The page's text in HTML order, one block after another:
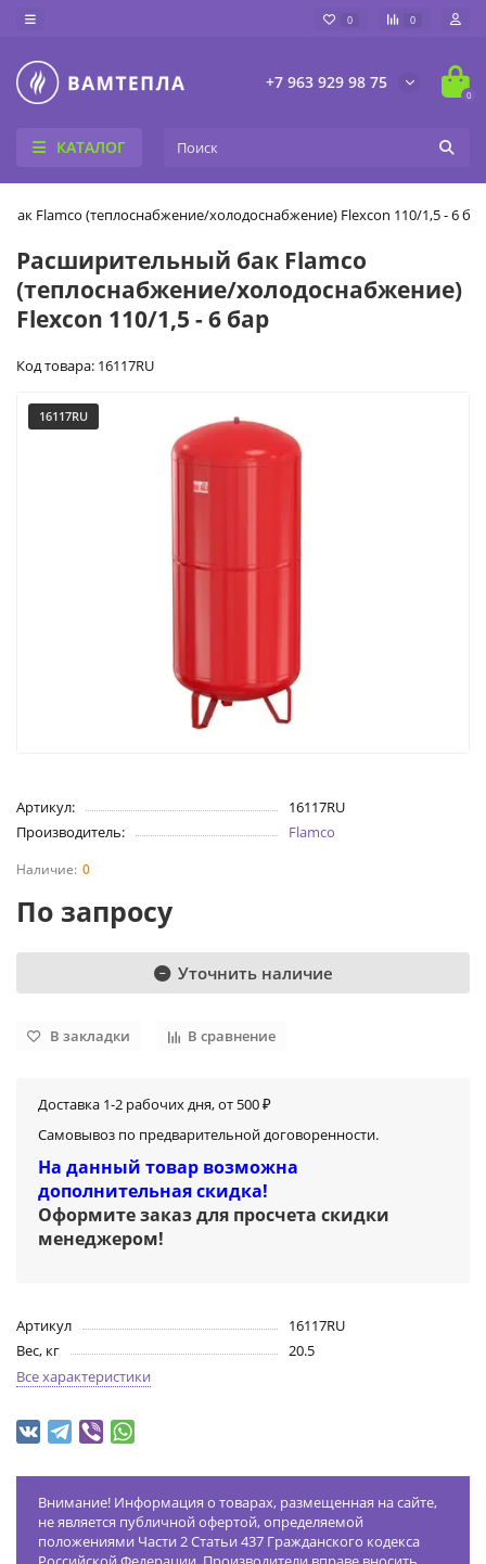
0 0
+7 963 929 98 75
0
КАТАЛОГ
Flamco (теплоснабжение/холодоснабжение) Flexcon 110/1,5 - 6 бар
Расширительный бак Flamco
(теплоснабжение/холодоснабжение)
Flexcon 110/1,5 - 6 бар
Код товара: 16117RU
16117RU
Артикул:
16117RU
Производитель:
Flamco
0
По запросу
Уточнить наличие
В закладки В сравнение
Доставка 1-2 рабочих дня, от 500 ₽
Самовывоз по предварительной договоренности.
На данный товар возможна
дополнительная скидка!
Оформите заказ для просчета скидки
менеджером!
Артикул
16117RU
Вес, кг
20.5
Все характеристики
Внимание! Информация о товарах, размещенная на сайте,
не является публичной офертой, определяемой
положениями Части 2 Статьи 437 Гражданского кодекса